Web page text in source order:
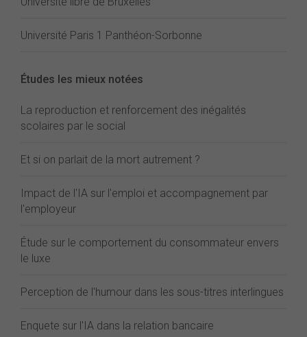
Université Paris 1 Panthéon-Sorbonne
Études les mieux notées
La reproduction et renforcement des inégalités
scolaires par le social
Et si on parlait de la mort autrement ?
Impact de l'IA sur l'emploi et accompagnement par
l'employeur
Étude sur le comportement du consommateur envers
le luxe
Perception de l'humour dans les sous-titres interlingues
Enquete sur l'IA dans la relation bancaire